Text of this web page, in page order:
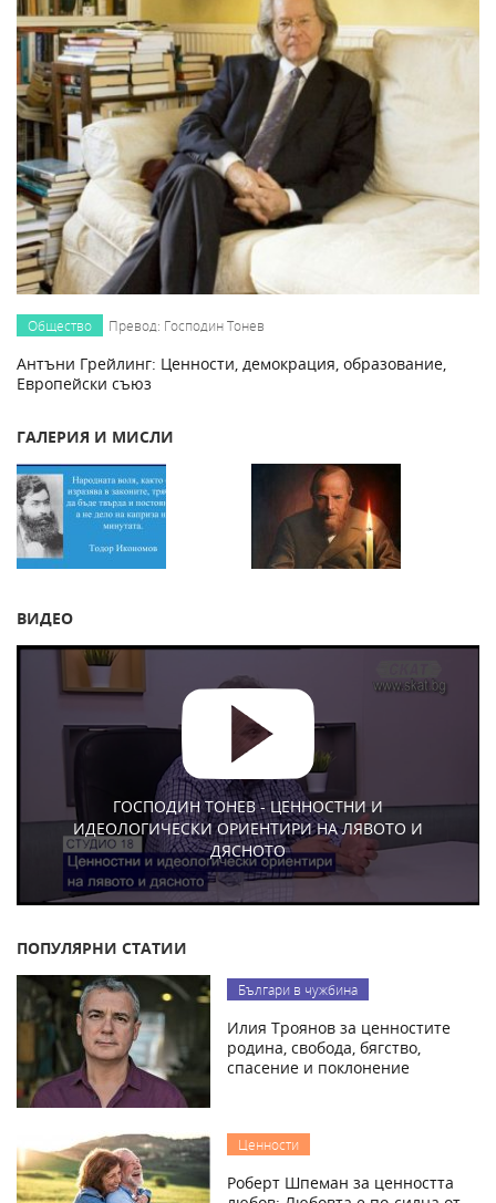
Общество Превод: Господин Тонев
Антъни Грейлинг: Ценности, демокрация, образование,
Европейски съюз
ГАЛЕРИЯ И МИСЛИ
ВИДЕО
ГОСПОДИН ТОНЕВ - ЦЕННОСТНИ И
ИДЕОЛОГИЧЕСКИ ОРИЕНТИРИ НА ЛЯВОТО И
ДЯСНОТО
ПОПУЛЯРНИ СТАТИИ
Българи в чужбина
Илия Троянов за ценностите
родина, свобода, бягство,
спасение и поклонение
Ценности
Роберт Шпеман за ценността